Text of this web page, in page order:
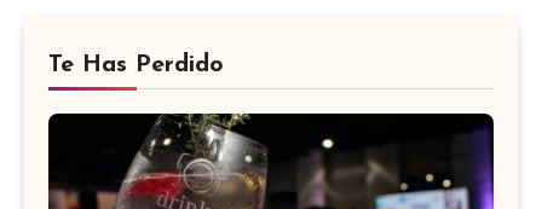
Te Has Perdido